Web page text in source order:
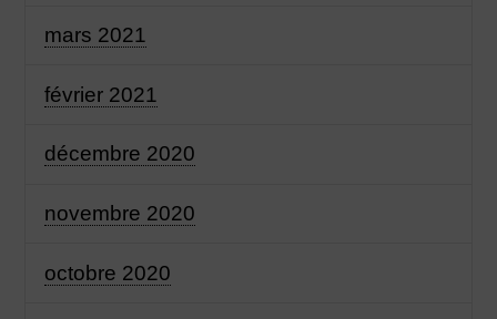
mars 2021
février 2021
décembre 2020
novembre 2020
octobre 2020